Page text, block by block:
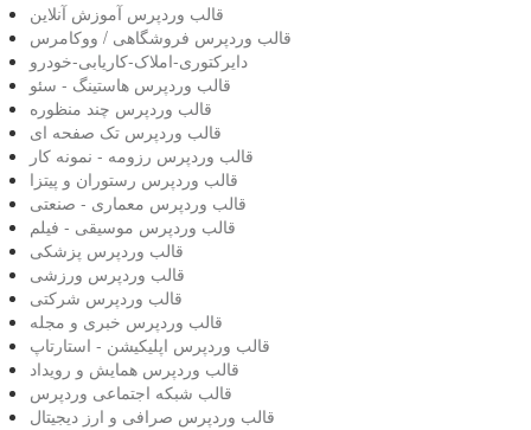
قالب وردپرس آموزش آنلاین
قالب وردپرس فروشگاهی / ووکامرس
دایرکتوری-املاک-کاریابی-خودرو
قالب وردپرس هاستینگ - سئو
قالب وردپرس چند منظوره
قالب وردپرس تک صفحه ای
قالب وردپرس رزومه - نمونه کار
قالب وردپرس رستوران و پیتزا
قالب وردپرس معماری - صنعتی
قالب وردپرس موسیقی - فیلم
قالب وردپرس پزشکی
قالب وردپرس ورزشی
قالب وردپرس شرکتی
قالب وردپرس خبری و مجله
قالب وردپرس اپلیکیشن - استارتاپ
قالب وردپرس همایش و رویداد
قالب شبکه اجتماعی وردپرس
قالب وردپرس صرافی و ارز دیجیتال